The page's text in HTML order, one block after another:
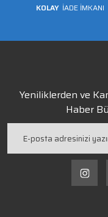
KOLAY İADE İMKANI
Yeniliklerden ve
Haber